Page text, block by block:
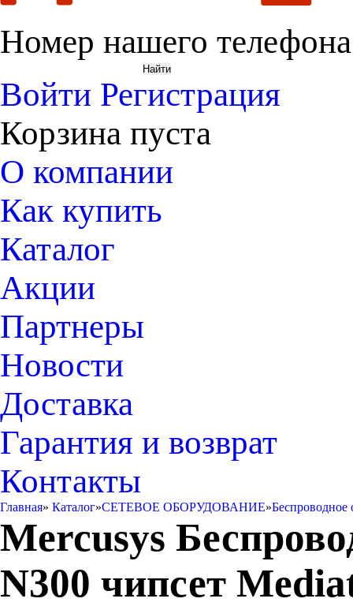
Номер нашего
Войти Регистрация
Корзина пуста
О компании
Как купить
Каталог
Акции
Партнеры
Новости
Доставка
Гарантия и возврат
Контакты
Главная» Каталог»СЕТЕВОЕ ОБОРУДОВАНИЕ»Беспроводное
Mercusys
N300 чипсет